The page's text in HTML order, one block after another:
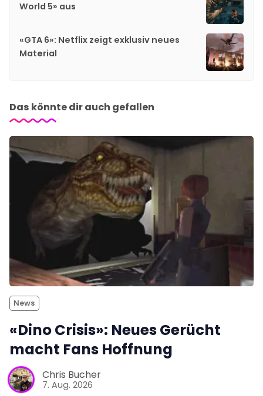
World 5» aus
«GTA 6»: Netflix zeigt exklusiv neues
Material
Das könnte dir auch gefallen
News
«Dino Crisis»: Neues Gerücht
macht Fans Hoffnung
Chris Bucher
7. Aug. 2026